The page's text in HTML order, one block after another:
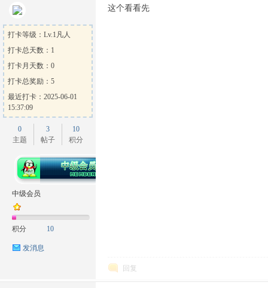
打卡等级：Lv.1凡人
打卡总天数：1
打卡月天数：0
打卡总奖励：5
最近打卡：2025-06-01
15:37:09
0
主题
3
帖子
10
积分
中级会员
积分 10
发消息
这个看看先
回复